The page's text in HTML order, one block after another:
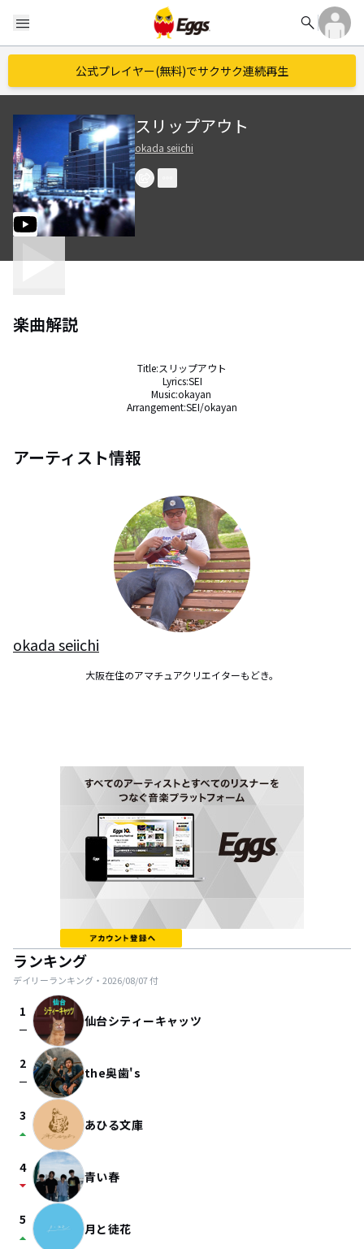
menu search
公式プレイヤー(無料)でサクサク連続再生
スリップアウト
okada seiichi
楽曲解説
Title:スリップアウト
Lyrics:SEI
Music:okayan
Arrangement:SEI/okayan
アーティスト情報
okada seiichi
大阪在住のアマチュアクリエイターもどき。
ランキング
デイリーランキング・ 2026/08/07付
1
check_indeterminate_small 仙台シティーキャッツ
2
check_indeterminate_small the奥歯's
3
arrow_drop_up あひる文庫
4
arrow_drop_down 青い春
5
arrow_drop_up 月と徒花